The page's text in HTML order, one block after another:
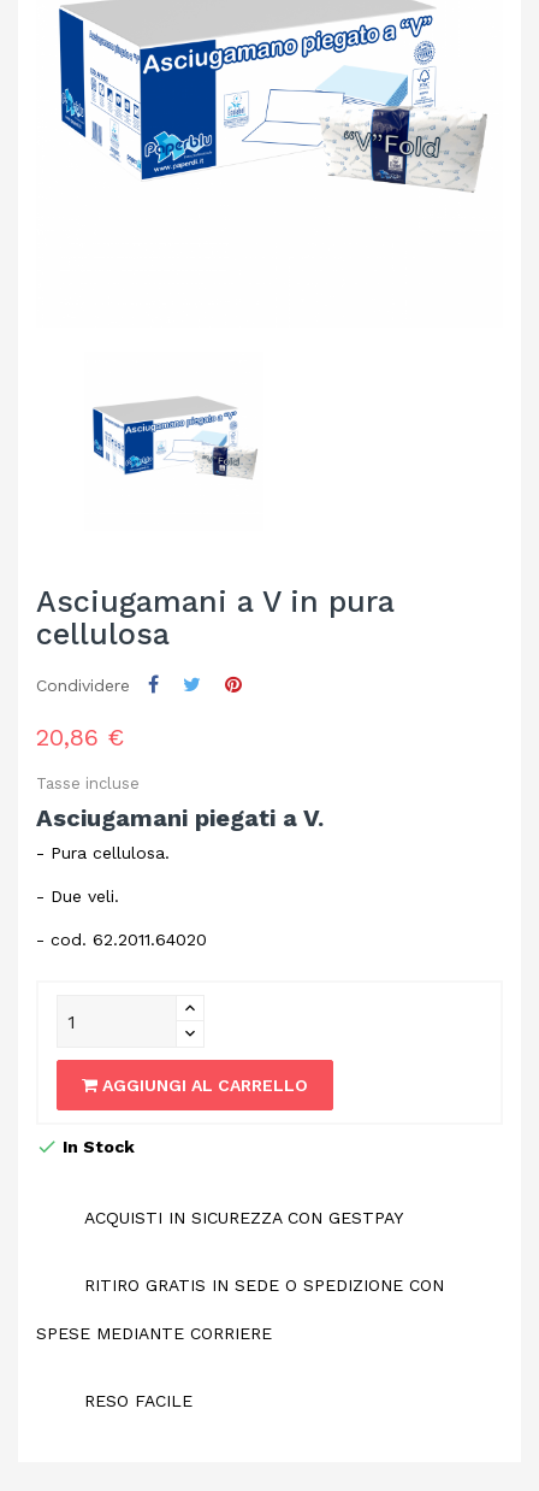
Asciugamani a V in pura
cellulosa
Condividere
20,86 €
Tasse incluse
Asciugamani piegati a V.
- Pura cellulosa.
- Due veli.
- cod. 62.2011.64020
AGGIUNGI AL CARRELLO
In Stock
ACQUISTI IN SICUREZZA CON GESTPAY
RITIRO GRATIS IN SEDE O SPEDIZIONE CON
SPESE MEDIANTE CORRIERE
RESO FACILE